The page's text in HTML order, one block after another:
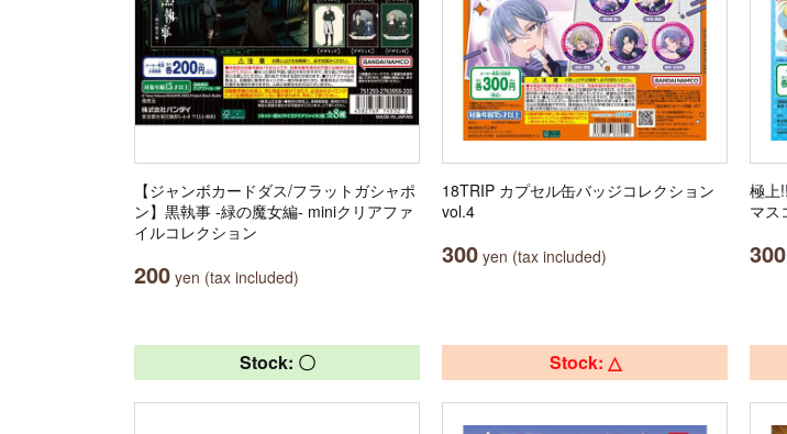
【ジャンボカードダス/フラットガシャポ
ン】黒執事 -緑の魔女編- miniクリアファ
イルコレクション
200 yen (tax included)
18TRIP カプセル缶バッジコレクション
vol.4
300 yen (tax included)
極上
マス
300
Stock: 〇 Stock: △